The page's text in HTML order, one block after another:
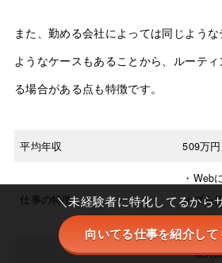
また、勤める会社によっては同じよう
ようなケースもあることから、ルーテ
る場合がある点も特徴です。
平均年収 509万円
仕事の特徴
・Web
ィブを
・能力
＼未経験者に特化してるから
向いてる仕事を紹介して